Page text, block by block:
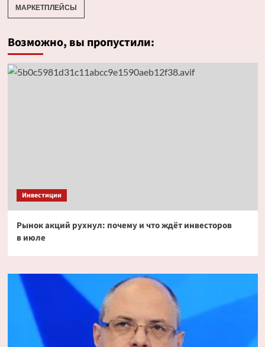
МАРКЕТПЛЕЙСЫ
Возможно, вы пропустили:
Инвестиции
Рынок акций рухнул: почему и что ждёт инвесторов
в июле